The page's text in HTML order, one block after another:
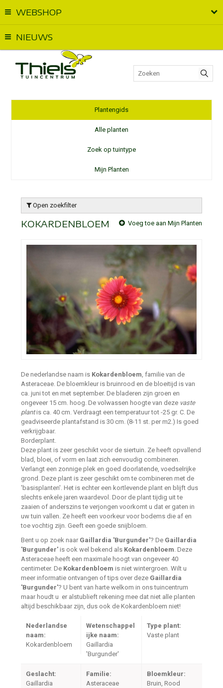
WEBSHOP
NIEUWS
Plantengids
Alle planten
Zoek op tuintype
Mijn Planten
Open zoekfilter
KOKARDENBLOEM Voeg toe aan Mijn Planten
De nederlandse naam is Kokardenbloem, familie van de
Asteraceae. De bloemkleur is bruinrood en de bloeitijd is van
ca. juni tot en met september. De bladeren zijn groen en
ongeveer 15 cm. hoog. De volwassen hoogte van deze vaste
plantis ca. 40 cm. Verdraagt een temperatuur tot -25 gr. C. De
geadviseerde plantafstand is 30 cm. (8-11 st. per m2.) Is goed
verkrijgbaar.
Borderplant.
Deze plant is zeer geschikt voor de siertuin. Ze heeft opvallend
blad, bloei, of vorm en laat zich eenvoudig combineren.
Verlangt een zonnige plek en goed doorlatende, voedselrijke
grond. Deze plant is zeer geschikt om te combineren met de
'basisplanten'. Het is echter een kortlevende plant en blijft dus
slechts enkele jaren waardevol. Door de plant tijdig uit te
zaaien of anderszins te verjongen voorkomt u dat er gaten in
uw tuin vallen. Ze heeft een voorkeur voor bodems die af en
toe vochtig zijn. Geeft een goede snijbloem.
Bent u op zoek naar Gaillardia 'Burgunder'? De Gaillardia
'Burgunder' is ook wel bekend als Kokardenbloem. Deze
Asteraceae heeft een maximale hoogt van ongeveer 40
centimeter. De Kokardenbloem is niet wintergroen. Wilt u
meer informatie ontvangen of tips over deze Gaillardia
'Burgunder'? U bent van harte welkom in ons tuincentrum
maar houdt u er alstublieft rekening mee dat niet alle planten
altijd beschikbaar zijn, dus ook de Kokardenbloem niet!
Nederlandse
naam:
Kokardenbloem
Wetenschappel
ijke naam:
Gaillardia
'Burgunder'
Type plant:
Vaste plant
Geslacht:
Gaillardia
Familie:
Asteraceae
Bloemkleur:
Bruin, Rood